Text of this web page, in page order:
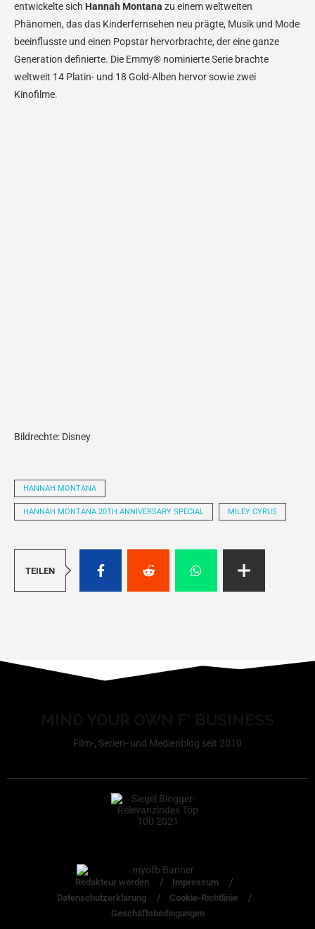
entwickelte sich Hannah Montana zu einem weltweiten
Phänomen, das das Kinderfernsehen neu prägte, Musik und Mode
beeinflusste und einen Popstar hervorbrachte, der eine ganze
Generation definierte. Die Emmy® nominierte Serie brachte
weltweit 14 Platin- und 18 Gold-Alben hervor sowie zwei
Kinofilme.
Bildrechte: Disney
HANNAH MONTANA
HANNAH MONTANA 20TH ANNIVERSARY SPECIAL MILEY CYRUS
TEILEN
Film-, Serien- und Medienblog seit 2010
Redakteur werden
Impressum
Datenschutzerklärung
Cookie-Richtlinie
Geschäftsbedingungen